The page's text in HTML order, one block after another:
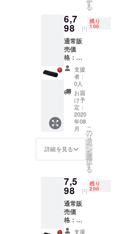
人生を送っ
て頂けるよ
うに、
人の幸せに
快適な睡眠
を寄与でき
る事業展開
や啓蒙活動
を続けてい
きたい。
も「こんな
かった」を
かなえる企
業とし
て、”世の中
になかった
正規販
売価格
が販売
予定価
格より
下がる
可能性
もござ
いま
す。 ※
製品又
はパッ
ケージ
デザイ
ン・仕
様は変
更にな
す。ご
了承く
ださ
い。 ※
ご注文
状況、
製造工
す
る
6,7
98 円
残り
100
通常販
売価
格：
7,998
円
15％OF
F 特別
価格と
して
6,798円
※皆様の
ご支援
により
量産効
率が向
上した
正規販
売価格
が販売
予定価
格より
下がる
可能性
支援
者：
0人
お届
け予
定：
2020
年08
月
詳細を見る
こ
の
リ
タ
ー
ン
を
選
択
す
る
7,5
98 円
残り
200
通常販
売価
格：
7,998支援